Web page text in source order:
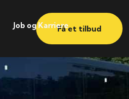
Job og KarriereFå et tilbud